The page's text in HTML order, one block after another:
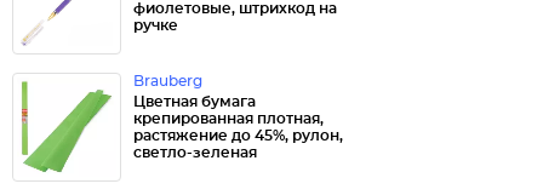
фиолетовые, штрихкод на
ручке
Brauberg
Цветная бумага
крепированная плотная,
растяжение до 45%, рулон,
светло-зеленая